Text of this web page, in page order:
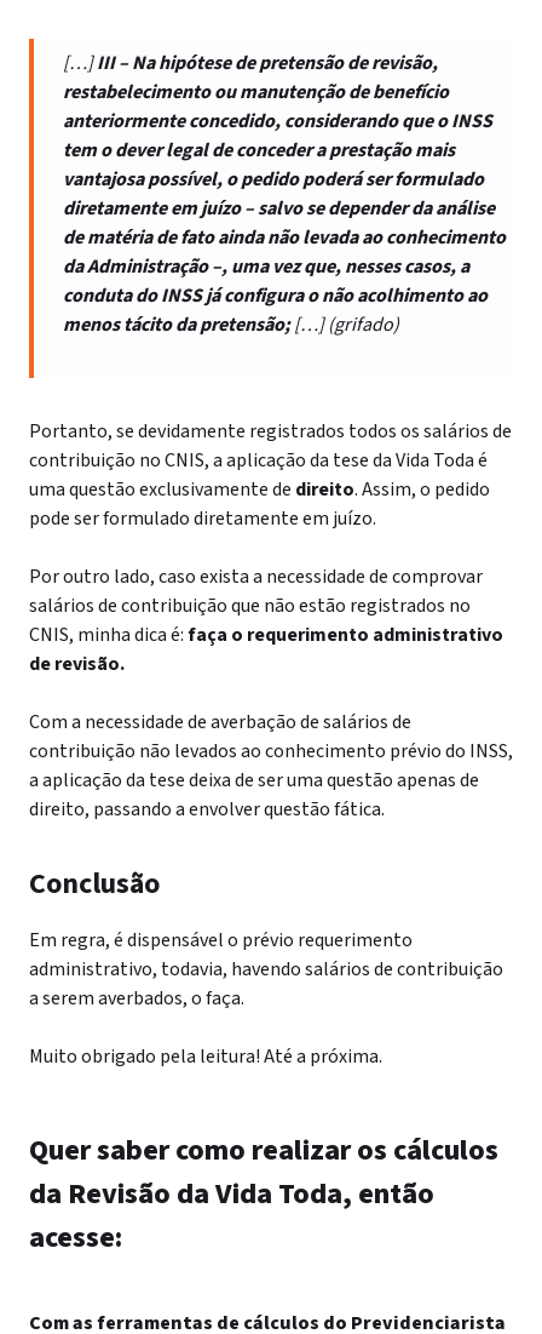
[…]III – Na hipótese de pretensão de revisão,
restabelecimento ou manutenção de benefício
anteriormente concedido, considerando que o INSS
tem o dever legal de conceder a prestação mais
vantajosa possível, o pedido poderá ser formulado
diretamente em juízo – salvo se depender da análise
de matéria de fato ainda não levada ao conhecimento
da Administração –, uma vez que, nesses casos, a
conduta do INSS já configura o não acolhimento ao
menos tácito da pretensão;[…] (grifado)
Portanto, se devidamente registrados todos os salários de
contribuição no CNIS, a aplicação da tese da Vida Toda é
uma questão exclusivamente de direito. Assim, o pedido
pode ser formulado diretamente em juízo.
Por outro lado, caso exista a necessidade de comprovar
salários de contribuição que não estão registrados no
CNIS, minha dica é:faça o requerimento administrativo
de revisão.
Com a necessidade de averbação de salários de
contribuição não levados ao conhecimento prévio do INSS,
a aplicação da tese deixa de ser uma questão apenas de
direito, passando a envolver questão fática.
Conclusão
Em regra, é dispensável o prévio requerimento
administrativo, todavia, havendo salários de contribuição
a serem averbados, o faça.
Muito obrigado pela leitura! Até a próxima.
Quer saber como realizar os cálculos
da Revisão da Vida Toda, então
acesse:
Com as ferramentas de cálculos do Previdenciarista